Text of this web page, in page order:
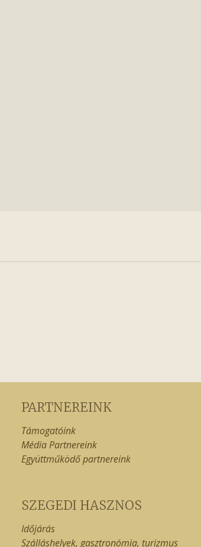
PARTNEREINK
Támogatóink
Média Partnereink
Együttműködő partnereink
SZEGEDI HASZNOS
Időjárás
Szálláshelyek, gasztronómia, turizmus